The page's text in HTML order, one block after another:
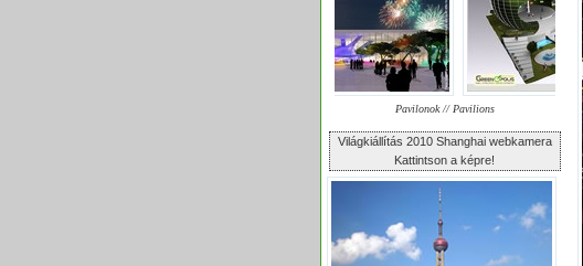
Pavilonok // Pavilions
Világkiállítás 2010 Shanghai webkamera
Kattintson a képre!